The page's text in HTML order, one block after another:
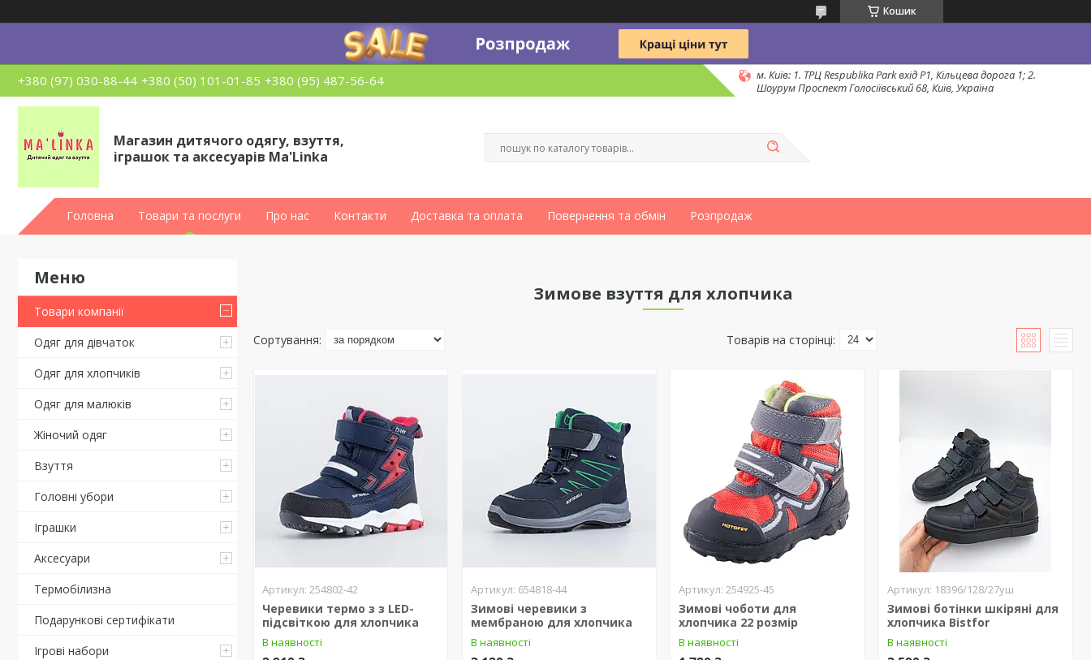
Кошик
+380 (97) 030-88-44 +380 (50) 101-01-85 +380 (95) 487-56-64
м. Київ: 1. ТРЦ Respublika Park вхід P1, Кільцева дорога 1; 2.
Шоурум Проспект Голосіївський 68, Київ, Україна
Магазин дитячого одягу, взуття,
іграшок та аксесуарів Ma'Linka
Головна Товари та послуги Про нас Контакти Доставка та оплата Повернення та обмін Розпродаж
Товари компанії
Одяг для дівчаток
Одяг для хлопчиків
Одяг для малюків
Жіночий одяг
Взуття
Головні убори
Іграшки
Аксесуари
Термобілизна
Подарункові сертифікати
Ігрові набори
Зимове взуття для хлопчика
254802-42
Черевики термо з з LED-
підсвіткою для хлопчика
В наявності
654818-44
Зимові черевики з
мембраною для хлопчика
В наявності
254925-45
Зимові чоботи для
хлопчика 22 розмір
В наявності
18396/128/27уш
Зимові ботінки шкіряні для
хлопчика Bistfor
В наявності